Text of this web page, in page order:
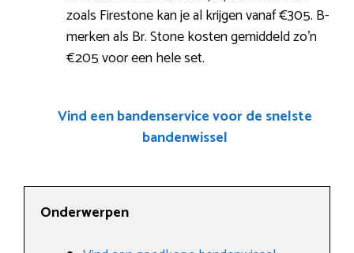
zoals Firestone kan je al krijgen vanaf €305. B-
merken als Br. Stone kosten gemiddeld zo’n
€205 voor een hele set.
Vind een bandenservice voor de snelste
bandenwissel
Onderwerpen